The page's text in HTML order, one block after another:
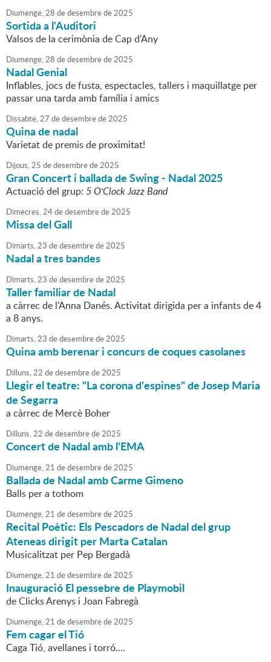
Diumenge,28 dedesembrede2025
Sortida a l'Auditori
Valsos de la cerimònia de Cap d'Any
Diumenge,28 dedesembrede2025
Nadal Genial
Inflables, jocs de fusta, espectacles, tallers i maquillatge per
passar una tarda amb família i amics
Dissabte,27 dedesembrede2025
Quina de nadal
Varietat de premis de proximitat!
Dijous,25 dedesembrede2025
Gran Concert i ballada de Swing - Nadal 2025
Actuació del grup: 5 O'Clock Jazz Band
Dimecres,24dedesembrede2025
Missa del Gall
Dimarts,23 dedesembrede2025
Nadal a tres bandes
Dimarts,23 dedesembrede2025
Taller familiar de Nadal
a càrrec de l'Anna Danés. Activitat dirigida per a infants de 4
a 8 anys.
Dimarts,23 dedesembrede2025
Quina amb berenar i concurs de coques casolanes
Dilluns,22 dedesembrede2025
Llegir el teatre: "La corona d'espines" de Josep Maria
de Segarra
a càrrec de Mercè Boher
Dilluns,22 dedesembrede2025
Concert de Nadal amb l'EMA
Diumenge,21 dedesembrede2025
Ballada de Nadal amb Carme Gimeno
Balls per a tothom
Diumenge,21 dedesembrede2025
Recital Poètic: Els Pescadors de Nadal del grup
Ateneas dirigit per Marta Catalan
Musicalitzat per Pep Bergadà
Diumenge,21 dedesembrede2025
Inauguració El pessebre de Playmobil
de Clicks Arenys i Joan Fabregà
Diumenge,21 dedesembrede2025
Fem cagar el Tió
Caga Tió, avellanes i torró....